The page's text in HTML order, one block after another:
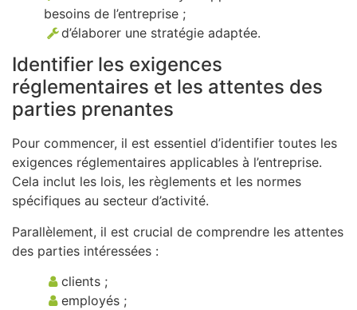
besoins de l’entreprise ;
d’élaborer une stratégie adaptée.
Identifier les exigences
réglementaires et les attentes des
parties prenantes
Pour commencer, il est essentiel d’identifier toutes les
exigences réglementaires applicables à l’entreprise.
Cela inclut les lois, les règlements et les normes
spécifiques au secteur d’activité.
Parallèlement, il est crucial de comprendre les attentes
des parties intéressées :
clients ;
employés ;